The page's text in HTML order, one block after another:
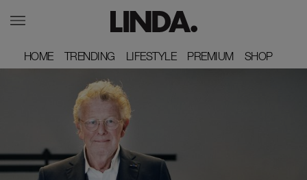
HOME
HOME TRENDING
TRENDING LIFESTYLE
LIFESTYLE PREMIUM
PREMIUM SHOP
SHOP